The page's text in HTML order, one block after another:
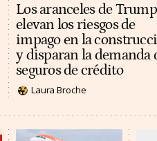
Los aranceles de Trump
elevan los riesgos de
impago en la
y disparan la demanda
seguros de crédito
Laura Broche